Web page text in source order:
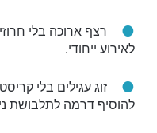
רצף ארוכה בלי
לאירוע ייחודי.
זוג עגילים בלי
להוסיף דרמה לתלבושת